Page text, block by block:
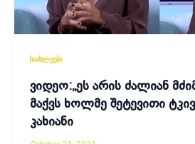
სიახლეები
ვიდეო:„ეს არის ძალიან
მაქვს ხოლმე შეტევითი
კახიანი